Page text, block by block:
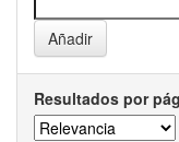
Resultados por